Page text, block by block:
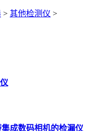
> 其他检测仪 >
成数码相机的检漏仪